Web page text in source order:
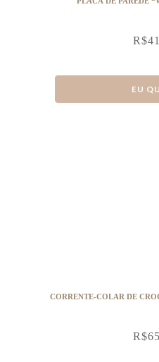
R$
EU
CORRENTE-COLAR DE
R$